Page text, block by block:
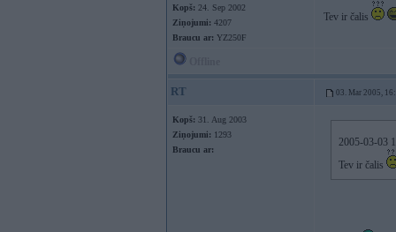
Kopš: 24. Sep 2002
Ziņojumi: 4207
Braucu ar: YZ250F
Tev ir čalis
RT 03. Mar 2005,
Kopš: 31. Aug 2003
Ziņojumi: 1293
Braucu ar:
2005-03-03
Tev ir čalis